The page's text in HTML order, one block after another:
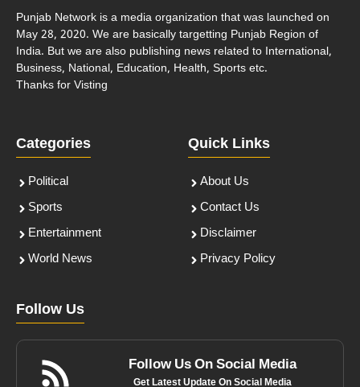
Punjab Network is a media organization that was launched on
May 28, 2020. We are basically targetting Punjab Region of
India. But we are also publishing news related to International,
Business, National, Education, Health, Sports etc.
Thanks for Visting
Categories
Political
Sports
Entertainment
World News
Quick Links
About Us
Contact Us
Disclaimer
Privacy Policy
Follow Us
Follow Us On Social Media
Get Latest Update On Social Media